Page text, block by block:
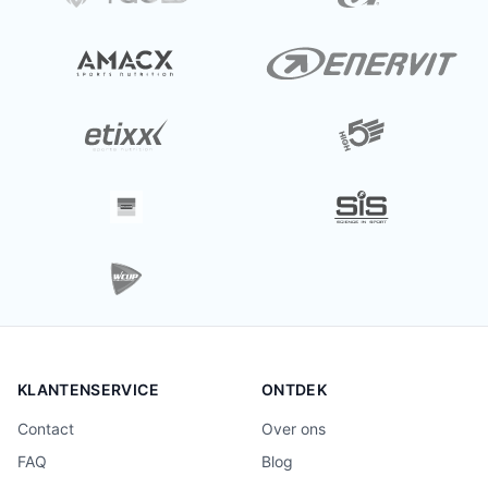
KLANTENSERVICE
Contact
FAQ
ONTDEK
Over ons
Blog